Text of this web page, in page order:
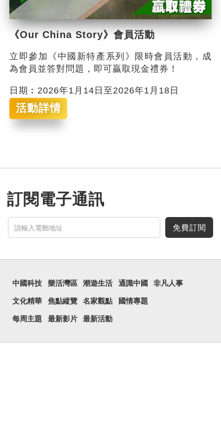
《Our China Story》會員活動
立即參加《中國新特產系列》限時會員活動，成
為會員並答對問題，即可贏取現金禮券！
日期︰2026年1月14日至2026年1月18日
活動詳情
訂閱電子通訊
免費訂閱
中國科技 樂活灣區 潮遊生活 通識中國 非凡人事
文化精華 焦點縱覽 名家觀點 國情專題
每周主題 最新影片 最新活動